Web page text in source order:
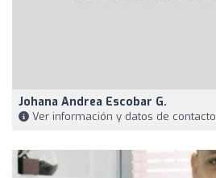
Johana Andrea Escobar G.
Ver información y datos de contacto